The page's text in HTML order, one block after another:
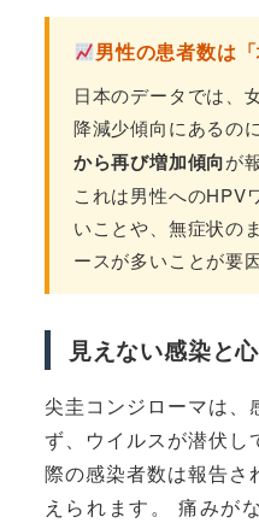
男性の患者数は
日本のデータでは、
降減少傾向にあるの
から再び増加傾向が
これは男性へのHPV
いことや、無症状の
ースが多いことが要
見えない感染と
尖圭コンジローマは、
ず、ウイルスが潜伏し
際の感染者数は報告さ
えられます。 痛みが